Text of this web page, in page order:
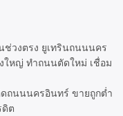
วงตรง ยูเทรินถนนนคร
หญ่ ทำถนนตัดใหม่ เชื่อม
ถนนนครอินทร์ ขายถูกต่ำ
ดิต